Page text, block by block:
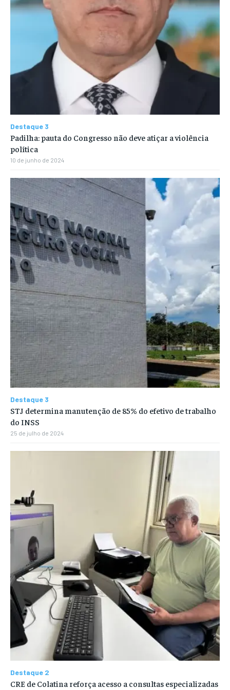
Destaque 3
Padilha: pauta do Congresso não deve atiçar a violência
política
10 de junho de 2024
Destaque 3
STJ determina manutenção de 85% do efetivo de trabalho
do INSS
25 de julho de 2024
Destaque 2
CRE de Colatina reforça acesso a consultas especializadas